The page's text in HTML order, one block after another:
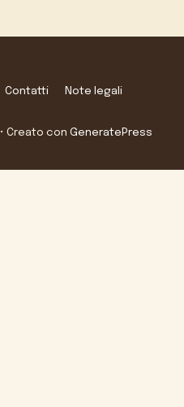
Contatti Note legali
• Creato con GeneratePress